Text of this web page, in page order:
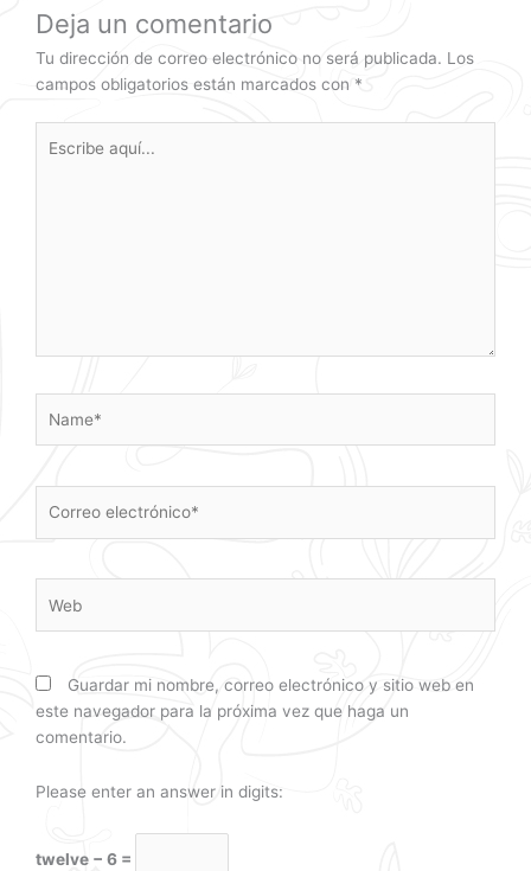
Deja un comentario
Tu dirección de correo electrónico no será publicada. Los
campos obligatorios están marcados con *
aquí...
electrónico*
Guardar mi nombre, correo electrónico y sitio web en
este navegador para la próxima vez que haga un
comentario.
Please enter an answer in digits:
twelve − 6 =